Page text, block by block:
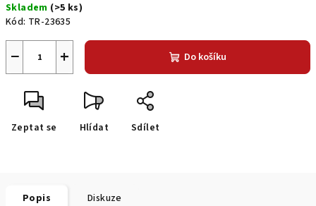
cena:
Skladem (>5 ks)
Kód: TR-23635
+
− Do košíku
Zeptat se Hlídat Sdílet
Popis Diskuze